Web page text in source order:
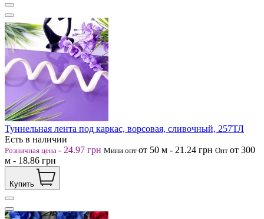
Туннельная лента под каркас, ворсовая, сливочный, 257ТЛ
Есть в наличии
Розничная цена - 24.97 грн Мини опт от 50 м - 21.24 грн Опт от 300
м - 18.86 грн
Купить